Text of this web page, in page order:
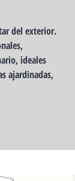
del exterior.
ideales
ajardinadas,